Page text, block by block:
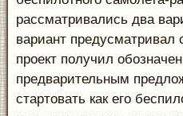
рассматривались два
вариант предусматривал
проект получил
предварительным
стартовать как его